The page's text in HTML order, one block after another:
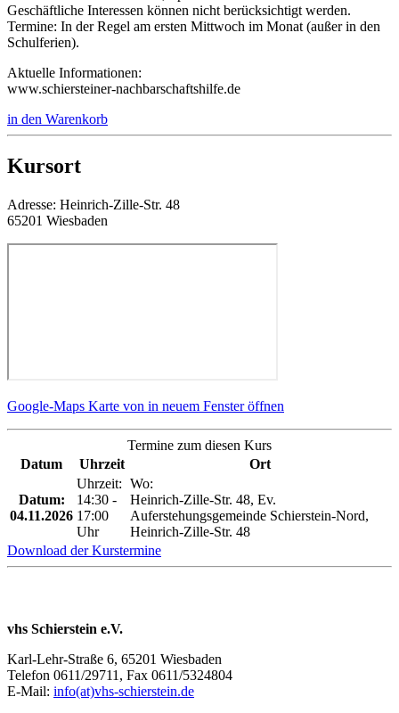
Geschäftliche Interessen können nicht berücksichtigt werden.
Termine: In der Regel am ersten Mittwoch im Monat (außer in den
Schulferien).
Aktuelle Informationen:
www.schiersteiner-nachbarschaftshilfe.de
in den Warenkorb
Kursort
Adresse: Heinrich-Zille-Str. 48
65201 Wiesbaden
Google-Maps Karte von in neuem Fenster öffnen
Termine zum diesen Kurs
Datum
Uhrzeit Ort
Datum:
04.11.2026
Uhrzeit:
14:30 -
17:00
Uhr
Wo:
Heinrich-Zille-Str. 48, Ev.
Auferstehungsgemeinde Schierstein-Nord,
Heinrich-Zille-Str. 48
Download der Kurstermine
vhs Schierstein e.V.
Karl-Lehr-Straße 6, 65201 Wiesbaden
Telefon 0611/29711, Fax 0611/5324804
E-Mail: info(at)vhs-schierstein.de